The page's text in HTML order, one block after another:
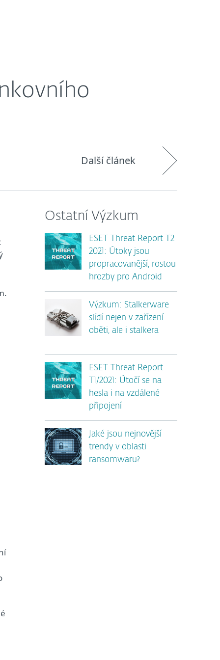
Další článek
Ostatní Výzkum
ESET Threat Report T2
2021: Útoky jsou
propracovanější, rostou
hrozby pro Android
Výzkum: Stalkerware
slídí nejen v zařízení
oběti, ale i stalkera
ESET Threat Report
T1/2021: Útočí se na
hesla i na vzdálené
připojení
Jaké jsou nejnovější
trendy v oblasti
ransomwaru?